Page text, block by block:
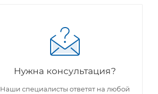
Нужна консультация?
Наши специалисты ответят на любой